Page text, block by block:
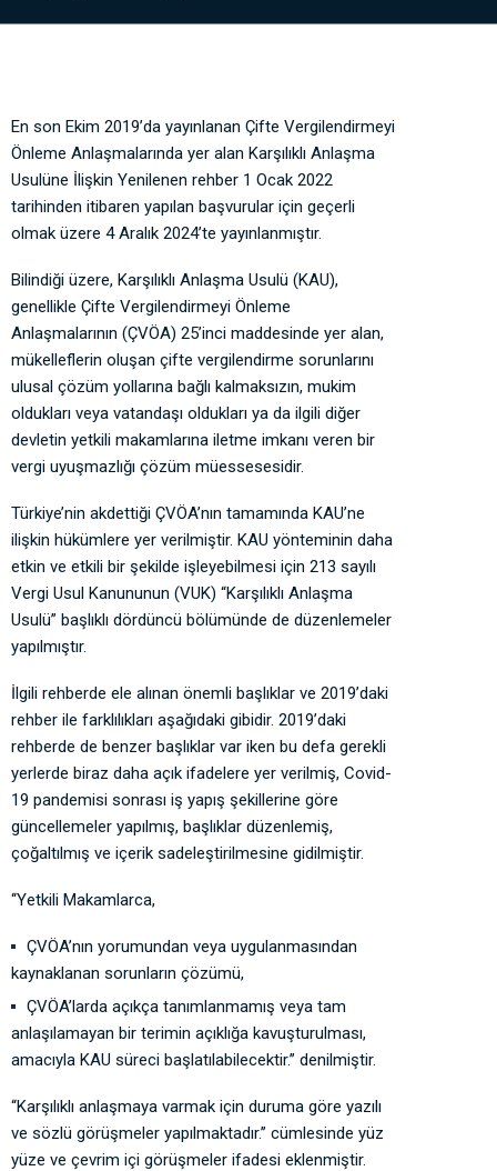
En son Ekim 2019’da yayınlanan Çifte Vergilendirmeyi
Önleme Anlaşmalarında yer alan Karşılıklı Anlaşma
Usulüne İlişkin Yenilenen rehber 1 Ocak 2022
tarihinden itibaren yapılan başvurular için geçerli
olmak üzere 4 Aralık 2024’te yayınlanmıştır.
Bilindiği üzere, Karşılıklı Anlaşma Usulü (KAU),
genellikle Çifte Vergilendirmeyi Önleme
Anlaşmalarının (ÇVÖA) 25’inci maddesinde yer alan,
mükelleflerin oluşan çifte vergilendirme sorunlarını
ulusal çözüm yollarına bağlı kalmaksızın, mukim
oldukları veya vatandaşı oldukları ya da ilgili diğer
devletin yetkili makamlarına iletme imkanı veren bir
vergi uyuşmazlığı çözüm müessesesidir.
Türkiye’nin akdettiği ÇVÖA’nın tamamında KAU’ne
ilişkin hükümlere yer verilmiştir. KAU yönteminin daha
etkin ve etkili bir şekilde işleyebilmesi için 213 sayılı
Vergi Usul Kanununun (VUK) “Karşılıklı Anlaşma
Usulü” başlıklı dördüncü bölümünde de düzenlemeler
yapılmıştır.
İlgili rehberde ele alınan önemli başlıklar ve 2019’daki
rehber ile farklılıkları aşağıdaki gibidir. 2019’daki
rehberde de benzer başlıklar var iken bu defa gerekli
yerlerde biraz daha açık ifadelere yer verilmiş, Covid-
19 pandemisi sonrası iş yapış şekillerine göre
güncellemeler yapılmış, başlıklar düzenlemiş,
çoğaltılmış ve içerik sadeleştirilmesine gidilmiştir.
‘‘Yetkili Makamlarca,
ÇVÖA’nın yorumundan veya uygulanmasından
kaynaklanan sorunların çözümü,
ÇVÖA’larda açıkça tanımlanmamış veya tam
anlaşılamayan bir terimin açıklığa kavuşturulması,
amacıyla KAU süreci başlatılabilecektir.’’ denilmiştir.
‘‘Karşılıklı anlaşmaya varmak için duruma göre yazılı
ve sözlü görüşmeler yapılmaktadır.’’ cümlesinde yüz
yüze ve çevrim içi görüşmeler ifadesi eklenmiştir.